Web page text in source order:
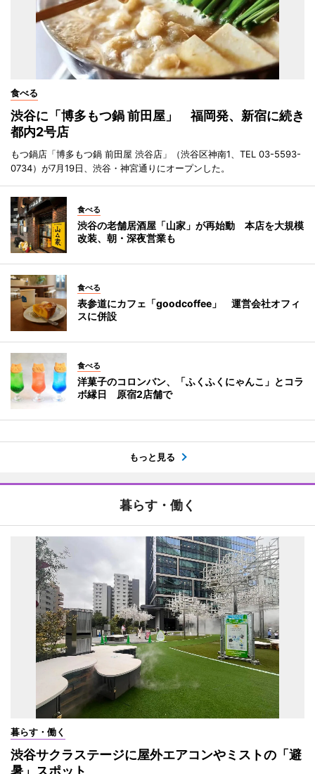
食べる
渋谷に「博多もつ鍋 前田屋」 福岡発、新宿に続き
都内2号店
もつ鍋店「博多もつ鍋 前田屋 渋谷店」（渋谷区神南1、TEL 03-5593-
0734）が7月19日、渋谷・神宮通りにオープンした。
食べる
渋谷の老舗居酒屋「山家」が再始動 本店を大規模
改装、朝・深夜営業も
食べる
表参道にカフェ「goodcoffee」 運営会社オフィ
スに併設
食べる
洋菓子のコロンバン、「ふくふくにゃんこ」とコラ
ボ縁日 原宿2店舗で
もっと見る
暮らす・働く
暮らす・働く
渋谷サクラステージに屋外エアコンやミストの「避
暑」スポット